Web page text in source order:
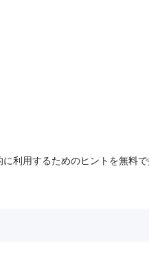
利用するためのヒントを無料で